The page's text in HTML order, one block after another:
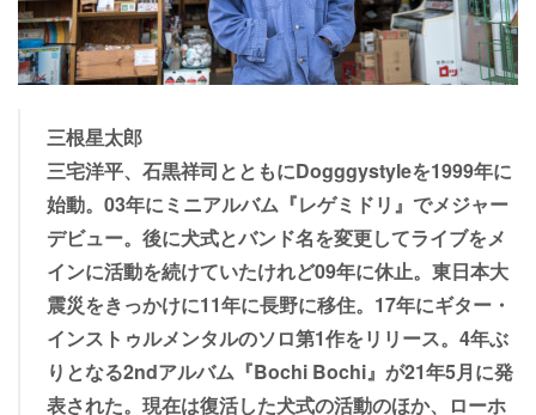
三根星太郎
三宅洋平、石黒祥司とともにDogggystyleを1999年に
始動。03年にミニアルバム『レゲミドリ』でメジャー
デビュー。後に犬式とバンド名を変更してライブをメ
インに活動を続けていたけれど09年に休止。東日本大
震災をきっかけに11年に長野に移住。17年にギター・
インストゥルメンタルのソロ第1作をリリース。4年ぶ
りとなる2ndアルバム『Bochi Bochi』が21年5月に発
表された。現在は復活した犬式の活動のほか、ローホ